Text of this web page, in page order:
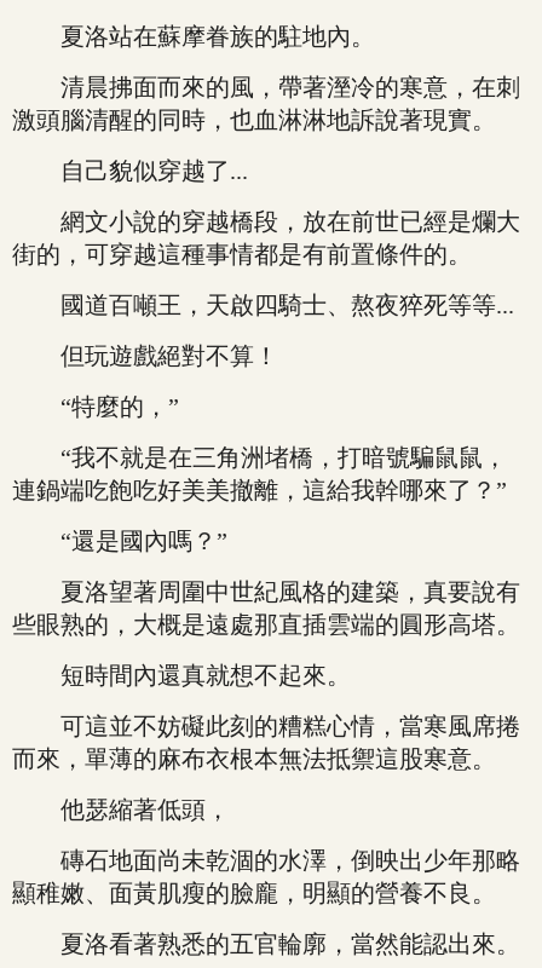
夏洛站在蘇摩眷族的駐地內。
清晨拂面而來的風，帶著溼冷的寒意，在刺
激頭腦清醒的同時，也血淋淋地訴說著現實。
自己貌似穿越了...
網文小說的穿越橋段，放在前世已經是爛大
街的，可穿越這種事情都是有前置條件的。
國道百噸王，天啟四騎士、熬夜猝死等等...
但玩遊戲絕對不算！
“特麼的，”
“我不就是在三角洲堵橋，打暗號騙鼠鼠，
連鍋端吃飽吃好美美撤離，這給我幹哪來了？”
“還是國內嗎？”
夏洛望著周圍中世紀風格的建築，真要說有
些眼熟的，大概是遠處那直插雲端的圓形高塔。
短時間內還真就想不起來。
可這並不妨礙此刻的糟糕心情，當寒風席捲
而來，單薄的麻布衣根本無法抵禦這股寒意。
他瑟縮著低頭，
磚石地面尚未乾涸的水澤，倒映出少年那略
顯稚嫩、面黃肌瘦的臉龐，明顯的營養不良。
夏洛看著熟悉的五官輪廓，當然能認出來。